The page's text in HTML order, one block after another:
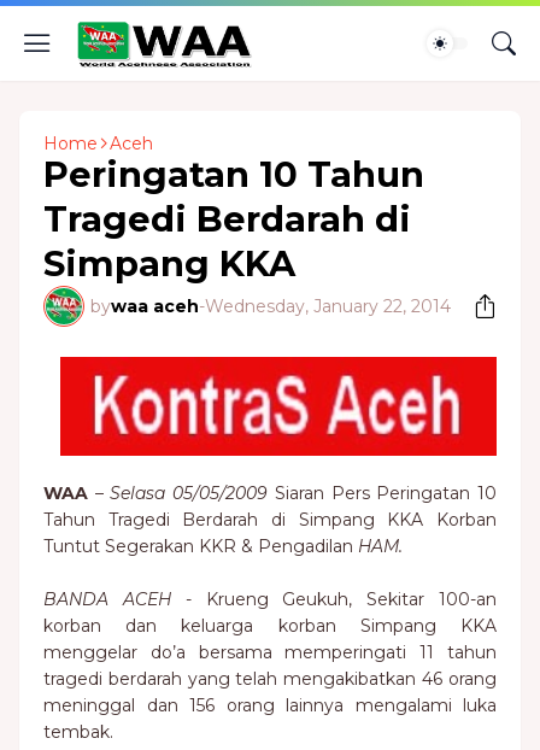
Home Aceh
Peringatan 10 Tahun
Tragedi Berdarah di
Simpang KKA
bywaa aceh-Wednesday, January 22, 2014
WAA –Selasa 05/05/2009 Siaran Pers Peringatan 10
Tahun Tragedi Berdarah di Simpang KKA Korban
Tuntut Segerakan KKR & Pengadilan HAM.
BANDA ACEH- Krueng Geukuh, Sekitar 100-an
korban dan keluarga korban Simpang KKA
menggelar do’a bersama memperingati 11 tahun
tragedi berdarah yang telah mengakibatkan 46 orang
meninggal dan 156 orang lainnya mengalami luka
tembak.